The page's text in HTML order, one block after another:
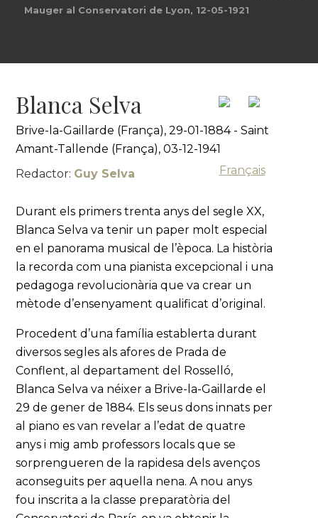
Mauger al Conservatori de Lyon, 12-05-1921
Blanca Selva
Brive-la-Gaillarde (França), 29-01-1884 - Saint
Amant-Tallende (França), 03-12-1941
Redactor: Guy Selva Français
Durant els primers trenta anys del segle XX,
Blanca Selva va tenir un paper molt especial
en el panorama musical de l’època. La història
la recorda com una pianista excepcional i una
pedagoga revolucionària que va crear un
mètode d’ensenyament qualificat d’original.
Procedent d’una família establerta durant
diversos segles als afores de Prada de
Conflent, al departament del Rosselló,
Blanca Selva va néixer a Brive-la-Gaillarde el
29 de gener de 1884. Els seus dons innats per
al piano es van revelar a l’edat de quatre
anys i mig amb professors locals que se
sorprengueren de la rapidesa dels avenços
aconseguits per aquella nena. A nou anys
fou inscrita a la classe preparatòria del